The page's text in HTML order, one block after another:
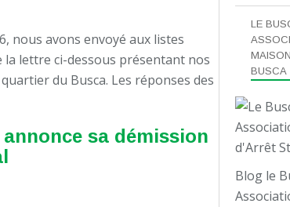
nous avons envoyé aux listes
la lettre ci-dessous présentant nos
du Busca. Les réponses des
sa démission
LE
BUSCA
Blog le